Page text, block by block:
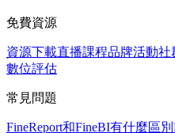
免費資源
資源下載直播課程品牌活動社
數位評估
常見問題
FineReport和FineBI有什麼區別